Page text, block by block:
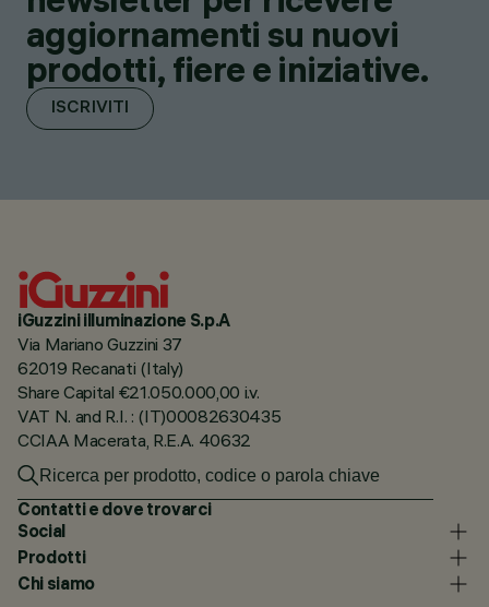
aggiornamenti su nuovi
prodotti, fiere e iniziative.
ISCRIVITI
iGuzzini illuminazione S.p.A
Via Mariano Guzzini 37
62019 Recanati (Italy)
Share Capital €21.050.000,00 i.v.
VAT N. and R.I. : (IT)00082630435
CCIAA Macerata, R.E.A. 40632
Contatti e dove trovarci
Social
Prodotti
Chi siamo